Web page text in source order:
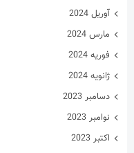
آوریل 2024
مارس 2024
فوریه 2024
ژانویه 2024
دسامبر 2023
نوامبر 2023
اکتبر 2023